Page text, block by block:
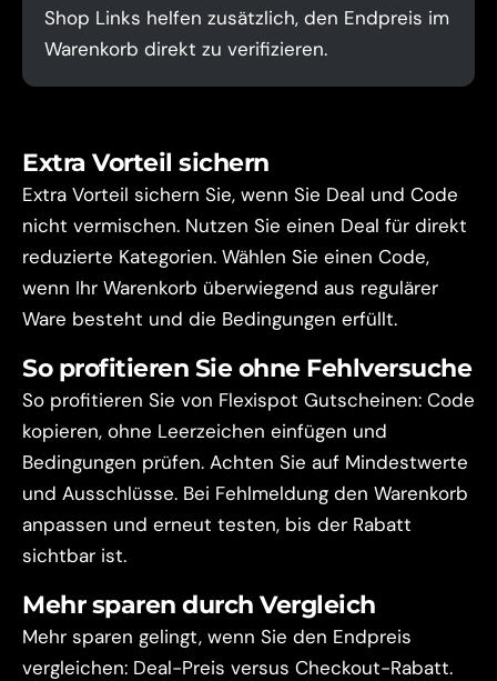
Shop Links helfen zusätzlich, den Endpreis im
Warenkorb direkt zu verifizieren.
Extra Vorteil sichern
Extra Vorteil sichern Sie, wenn Sie Deal und Code
nicht vermischen. Nutzen Sie einen Deal für direkt
reduzierte Kategorien. Wählen Sie einen Code,
wenn Ihr Warenkorb überwiegend aus regulärer
Ware besteht und die Bedingungen erfüllt.
So profitieren Sie ohne Fehlversuche
So profitieren Sie von Flexispot Gutscheinen: Code
kopieren, ohne Leerzeichen einfügen und
Bedingungen prüfen. Achten Sie auf Mindestwerte
und Ausschlüsse. Bei Fehlmeldung den Warenkorb
anpassen und erneut testen, bis der Rabatt
sichtbar ist.
Mehr sparen durch Vergleich
Mehr sparen gelingt, wenn Sie den Endpreis
vergleichen: Deal-Preis versus Checkout-Rabatt.